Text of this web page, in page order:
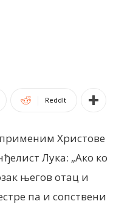
ReddIt
Христове
Лука: „Ако ко
његов отац и
па и сопствени